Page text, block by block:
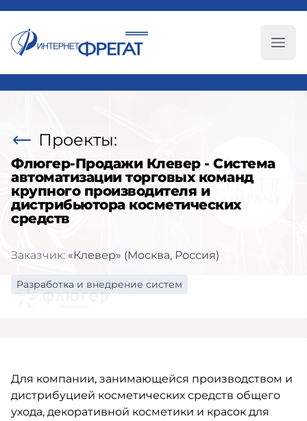
Проекты:
Флюгер-Продажи Клевер - Система
автоматизации торговых команд
крупного производителя и
дистрибьютора косметических
средств
Заказчик: «Клевер» (Москва, Россия)
Разработка и внедрение систем
Для компании, занимающейся производством и
дистрибуцией косметических средств общего
ухода, декоративной косметики и красок для